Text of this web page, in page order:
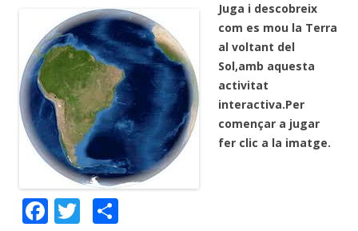
Juga i descobreix
com es mou la Terra
al voltant del
Sol,amb aquesta
activitat
interactiva.Per
començar a jugar
fer clic a la imatge.
F T